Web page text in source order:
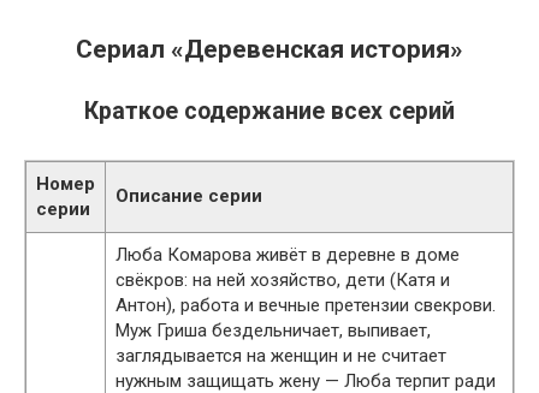
Сериал «Деревенская история»
Краткое содержание всех серий
Номер
серии
Описание серии
Люба Комарова живёт в деревне в доме
свёкров: на ней хозяйство, дети (Катя и
Антон), работа и вечные претензии свекрови.
Муж Гриша бездельничает, выпивает,
заглядывается на женщин и не считает
нужным защищать жену — Люба терпит ради